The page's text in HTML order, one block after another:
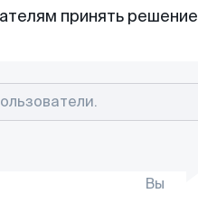
принять решение
Вы